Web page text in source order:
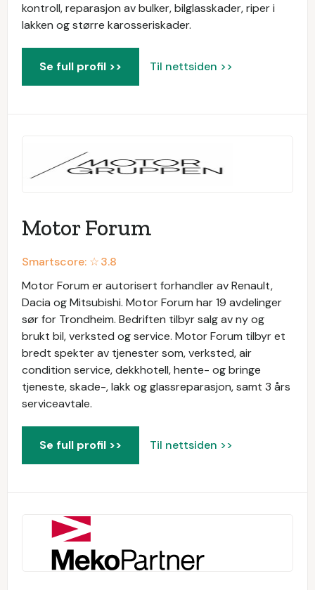
kontroll, reparasjon av bulker, bilglasskader, riper i
lakken og større karosseriskader.
Se full profil >> Til nettsiden >>
Motor Forum
Smartscore: ☆3.8
Motor Forum er autorisert forhandler av Renault,
Dacia og Mitsubishi. Motor Forum har 19 avdelinger
sør for Trondheim. Bedriften tilbyr salg av ny og
brukt bil, verksted og service. Motor Forum tilbyr et
bredt spekter av tjenester som, verksted, air
condition service, dekkhotell, hente- og bringe
tjeneste, skade-, lakk og glassreparasjon, samt 3 års
serviceavtale.
Se full profil >> Til nettsiden >>